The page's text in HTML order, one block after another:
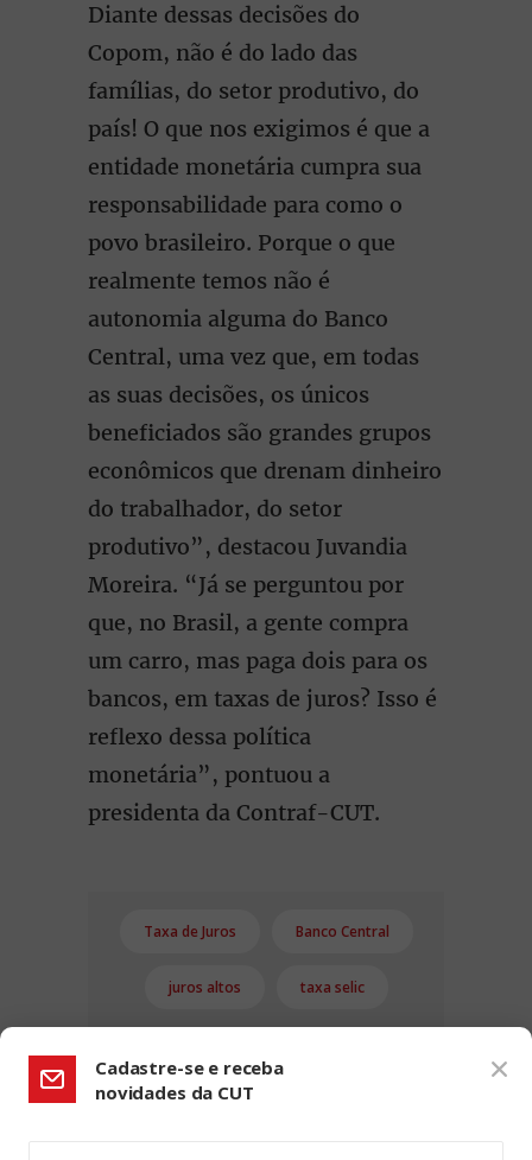
Diante dessas decisões do
Copom, não é do lado das
famílias, do setor produtivo, do
país! O que nos exigimos é que a
entidade monetária cumpra sua
responsabilidade para como o
povo brasileiro. Porque o que
realmente temos não é
autonomia alguma do Banco
Central, uma vez que, em todas
as suas decisões, os únicos
beneficiados são grandes grupos
econômicos que drenam dinheiro
do trabalhador, do setor
produtivo”, destacou Juvandia
Moreira. “Já se perguntou por
que, no Brasil, a gente compra
um carro, mas paga dois para os
bancos, em taxas de juros? Isso é
reflexo dessa política
monetária”, pontuou a
presidenta da Contraf-CUT.
Taxa de Juros Banco Central
juros altos taxa selic
Cadastre-se e receba
novidades da CUT